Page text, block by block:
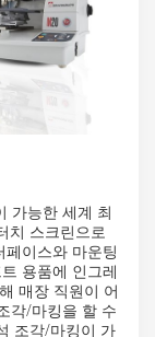
가능한 세계 최
치 스크린으로
이스와 마운팅
용품에 인그레
매장 직원이 어
각/마킹을 할 수
조각/마킹이 가